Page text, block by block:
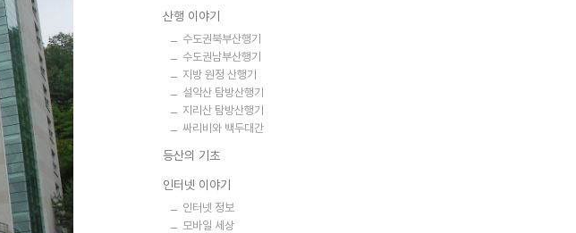
산행 이야기
수도권북부산행기
수도권남부산행기
지방 원정 산행기
설악산 탐방산행기
지리산 탐방산행기
싸리비와 백두대간
등산의 기초
인터넷 이야기
인터넷 정보
모바일 세상